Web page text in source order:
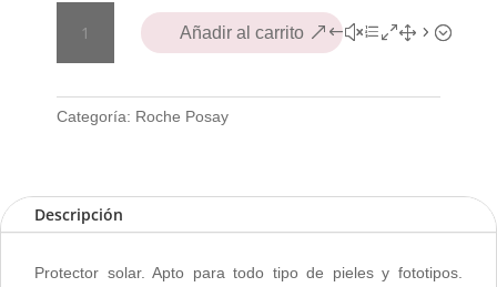
ANTHELIOS
UV
ANTIMANCHAS
Añadir al carrito
Categoría: Roche Posay
Descripción
Protector solar. Apto para todo tipo de pieles y fototipos.